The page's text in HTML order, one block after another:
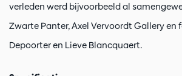
verleden werd bijvoorbeeld al
Zwarte Panter, Axel Vervoordt Gallery en
Depoorter en Lieve Blancquaert.